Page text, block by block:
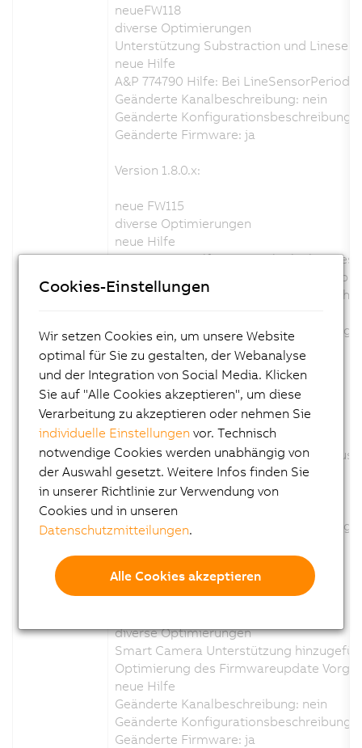
neueFW118
diverse Optimierungen
Unterstützung Substraction und
neue Hilfe
A&P 774790 Hilfe: Bei
Geänderte Kanalbeschreibung: nein
Geänderte Konfigurationsbeschreibung:
Geänderte Firmware: ja
Version 1.8.0.x:
neue FW115
diverse Optimierungen
neue Hilfe
A&P 768500 Hilfe: Maximal erlaubte
A&P 733335 Hilfe: Erweiterte
A&P 733165 Hilfe: Lichtleistungswerte
Geänderte Konfigurationsbeschreibung:
Geänderte Firmware: ja
Version 1.7.0.x:
neue FW114
diverse Optimierungen
Optimierung des Digitalausgangsstatus
Unterstützung externer Trigger
neue Hilfe
Geänderte Kanalbeschreibung:nein
Geänderte Konfigurationsbeschreibung:
Version 1.6.0.x:
diverse Optimierungen
Smart Camera Unterstützung
Optimierung des Firmwareupdate
neue Hilfe
Geänderte Kanalbeschreibung: nein
Geänderte Konfigurationsbeschreibung:
Geänderte Firmware: ja
Cookies-Einstellungen
Wir setzen Cookies ein, um unsere Website
optimal für Sie zu gestalten, der Webanalyse
und der Integration von Social Media. Klicken
Sie auf "Alle Cookies akzeptieren", um diese
Verarbeitung zu akzeptieren oder nehmen Sie
individuelle Einstellungen vor. Technisch
notwendige Cookies werden unabhängig von
der Auswahl gesetzt. Weitere Infos finden Sie
in unserer Richtlinie zur Verwendung von
Cookies und in unseren
Datenschutzmitteilungen.
Alle Cookies akzeptieren